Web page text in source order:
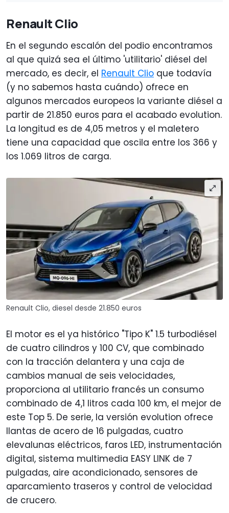
Renault Clio
En el segundo escalón del podio encontramos
al que quizá sea el último 'utilitario' diésel del
mercado, es decir, el Renault Clio que todavía
(y no sabemos hasta cuándo) ofrece en
algunos mercados europeos la variante diésel a
partir de 21.850 euros para el acabado evolution.
La longitud es de 4,05 metros y el maletero
tiene una capacidad que oscila entre los 366 y
los 1.069 litros de carga.
Renault Clio, diesel desde 21.850 euros
El motor es el ya histórico "Tipo K" 1.5 turbodiésel
de cuatro cilindros y 100 CV, que combinado
con la tracción delantera y una caja de
cambios manual de seis velocidades,
proporciona al utilitario francés un consumo
combinado de 4,1 litros cada 100 km, el mejor de
este Top 5. De serie, la versión evolution ofrece
llantas de acero de 16 pulgadas, cuatro
elevalunas eléctricos, faros LED, instrumentación
digital, sistema multimedia EASY LINK de 7
pulgadas, aire acondicionado, sensores de
aparcamiento traseros y control de velocidad
de crucero.